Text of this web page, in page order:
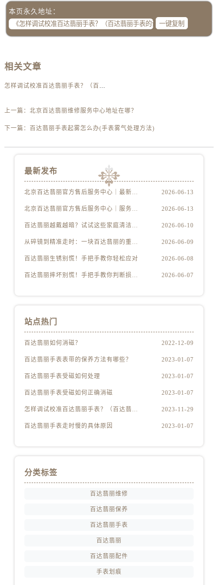
本页永久地址：
一键复制
相关文章
怎样调试校准百达翡丽手表？（百达翡丽手表的调试校准方法）
上一篇： 北京百达翡丽维修服务中心地址在哪？
下一篇： 百达翡丽手表起雾怎么办(手表雾气处理方法)
最新发布
北京百达翡丽官方售后服务中心｜最新电话及地址权威信息公示（2026年6月最新） 2026-06-13
北京百达翡丽官方售后服务中心｜服务热线及办公地址权威信息公示（2026年6月最新） 2026-06-13
百达翡丽越戴越暗？试试这些家庭清洁妙招 2026-06-10
从碎镜到精准走时：一块百达翡丽的重生之路 2026-06-09
百达翡丽生锈别慌！手把手教你轻松应对 2026-06-08
百达翡丽摔坏别慌！手把手教你判断损伤程度 2026-06-07
站点热门
百达翡丽如何消磁？ 2022-12-09
百达翡丽手表表带的保养方法有哪些？ 2023-01-07
百达翡丽手表受磁如何处理 2023-01-07
百达翡丽手表受磁如何正确消磁 2023-01-07
怎样调试校准百达翡丽手表？（百达翡丽手表的调试校准方法） 2023-11-29
百达翡丽手表走时慢的具体原因 2023-01-07
分类标签
百达翡丽维修
百达翡丽保养
百达翡丽手表
百达翡丽
百达翡丽配件
手表划痕